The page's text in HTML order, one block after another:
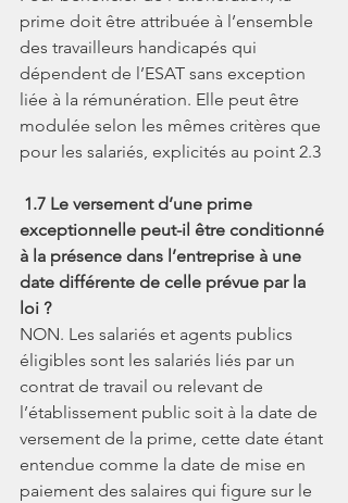
prime doit être attribuée à l’ensemble
des travailleurs handicapés qui
dépendent de l’ESAT sans exception
liée à la rémunération. Elle peut être
modulée selon les mêmes critères que
pour les salariés, explicités au point 2.3
1.7 Le versement d’une prime
exceptionnelle peut-il être conditionné
à la présence dans l’entreprise à une
date différente de celle prévue par la
loi ?
NON. Les salariés et agents publics
éligibles sont les salariés liés par un
contrat de travail ou relevant de
l’établissement public soit à la date de
versement de la prime, cette date étant
entendue comme la date de mise en
paiement des salaires qui figure sur le